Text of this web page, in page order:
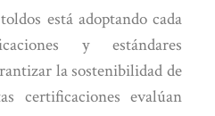
está adoptando cada
y estándares
la sostenibilidad de
certificaciones evalúan